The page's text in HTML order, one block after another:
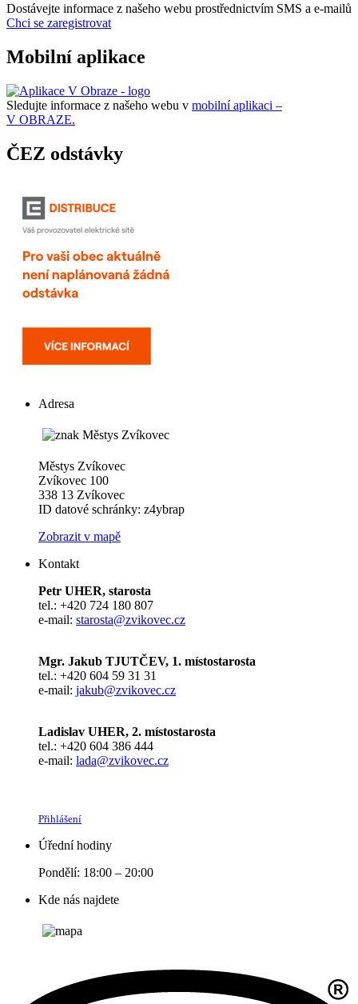
Dostávejte informace z našeho webu prostřednictvím SMS a e-mailů
Chci se zaregistrovat
Mobilní aplikace
Sledujte informace z našeho webu v mobilní aplikaci –
V OBRAZE.
ČEZ odstávky
Adresa
Městys Zvíkovec
Zvíkovec 100
338 13 Zvíkovec
ID datové schránky: z4ybrap
Zobrazit v mapě
Kontakt
Petr UHER, starosta
tel.: +420 724 180 807
e-mail: starosta@zvikovec.cz
Mgr. Jakub TJUTČEV, 1. místostarosta
tel.: +420 604 59 31 31
e-mail: jakub@zvikovec.cz
Ladislav UHER, 2. místostarosta
tel.: +420 604 386 444
e-mail: lada@zvikovec.cz
Přihlášení
Úřední hodiny
Pondělí: 18:00 – 20:00
Kde nás najdete